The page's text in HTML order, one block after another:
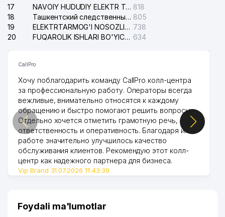
MChJ
LAZOKAT XUSUSIY KORXONASI
ALOQA BO'LIMI №100
43
IT PROFESSIONAL SOLUTIONS-ASIA
XK MChJ
771 м
45
PERFECT INDUSTRY BUSINESS
MChJ
774 м
46
MILLIY RASSOM VA DIZAYN
INSTITUTI KAMALIDDIN BEHZOD
NOMIDAGI
779 м
48
ADVOKATLAR KOLLEGIYASI
17
NAVOIY HUDUDIY ELEKTR TARMOQLARI KORXONASI AJ 818
18
Ташкентский следственный изолятор 805
19
ELEKTRTARMOG'I NOSOZLIKLARINI TO'ZATISH SERGELI XIZMATI 738
20
FUQAROLIK ISHLARI BO'YICHA UCH-TEPA TUMANI SUDI 634
CallPro
Хочу поблагодарить команду CallPro колл-центра
за профессиональную работу. Операторы всегда
вежливые, внимательно относятся к каждому
обращению и быстро помогают решить вопросы.
Отдельно хочется отметить грамотную речь,
ответственность и оперативность. Благодаря их
работе значительно улучшилось качество
обслуживания клиентов. Рекомендую этот колл-
центр как надежного партнера для бизнеса.
Vip Brand 31.07.2026 11:43:39
Foydali ma'lumotlar